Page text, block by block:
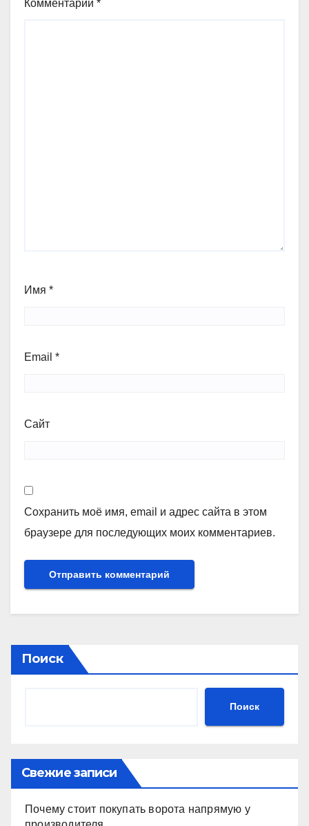
Комментарий *
Имя *
Email *
Сайт
Сохранить моё имя, email и адрес сайта в этом
браузере для последующих моих комментариев.
Поиск
Поиск
Свежие записи
Почему стоит покупать ворота напрямую у